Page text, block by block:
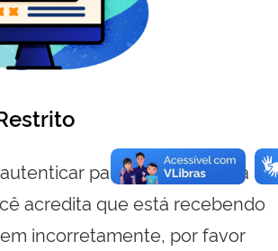
para visualizar essa
acredita que está recebendo
incorretamente, por favor